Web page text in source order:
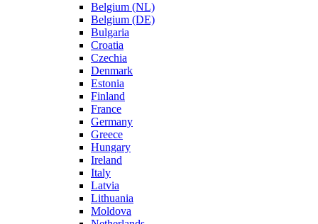
Belgium (NL)
Belgium (DE)
Bulgaria
Croatia
Czechia
Denmark
Estonia
Finland
France
Germany
Greece
Hungary
Ireland
Italy
Latvia
Lithuania
Moldova